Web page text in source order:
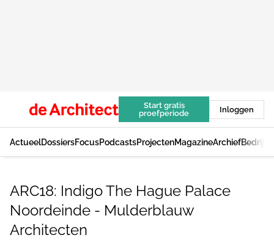
Start gratis
proefperiode
Inloggen
ActueelDossiersFocusPodcastsProjectenMagazineArchief
ARC18: Indigo The Hague Palace
Noordeinde - Mulderblauw
Architecten